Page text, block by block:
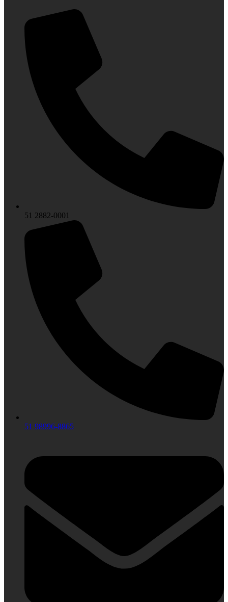
51 2882-0001
51 98996-8865